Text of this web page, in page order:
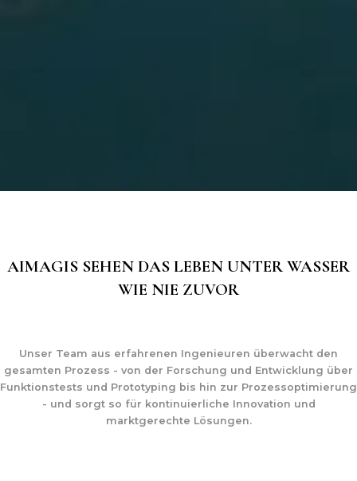
AIMAGIS SEHEN DAS LEBEN UNTER WASSER
WIE NIE ZUVOR
Unser Team aus erfahrenen Ingenieuren überwacht den
gesamten Prozess - von der Forschung und Entwicklung über
Funktionstests und Prototyping bis hin zur Prozessoptimierung
- und sorgt so für kontinuierliche Innovation und
marktgerechte Lösungen.